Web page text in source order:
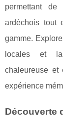
permettant
ardéchois tout
gamme.
locales et
chaleureuse et
expérience
Découverte